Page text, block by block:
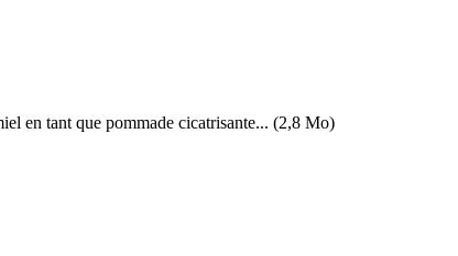
en tant que pommade cicatrisante... (2,8 Mo)